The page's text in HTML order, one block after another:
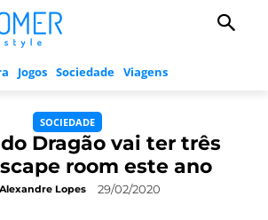
Jogos Sociedade Viagens
SOCIEDADE
Dragão vai ter três
room este ano
Alexandre Lopes 29/02/2020